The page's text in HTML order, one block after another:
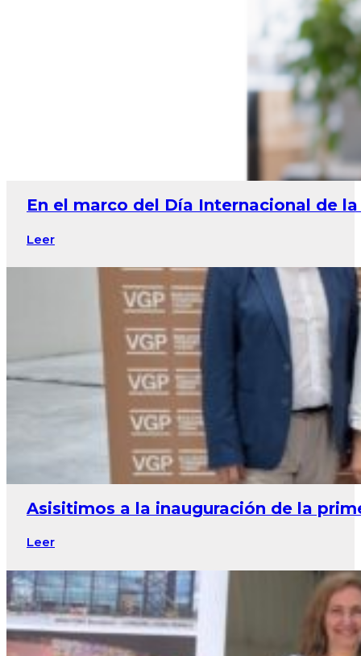
En el marco del Día Internacional de
Leer
Asisitimos a la inauguración de la
Leer